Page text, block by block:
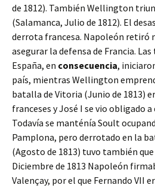
de 1812). También Wellington
(Salamanca, Julio de 1812). El
derrota francesa. Napoleón retiró
asegurar la defensa de Francia.
España, en consecuencia,
país, mientras Wellington
batalla de Vitoria (Junio de 1813)
franceses y José I se vio obligado
Todavía se manténía Soult
Pamplona, pero derrotado en la
(Agosto de 1813) tuvo también que
Diciembre de 1813 Napoleón
Valençay, por el que Fernando VII